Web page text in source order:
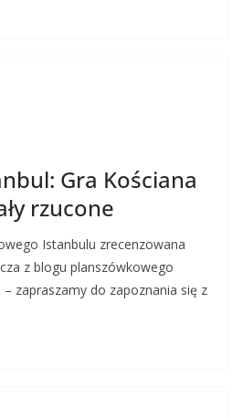
Gra Kościana
rzucone
Istanbulu zrecenzowana
z blogu planszówkowego
– zapraszamy do zapoznania się z